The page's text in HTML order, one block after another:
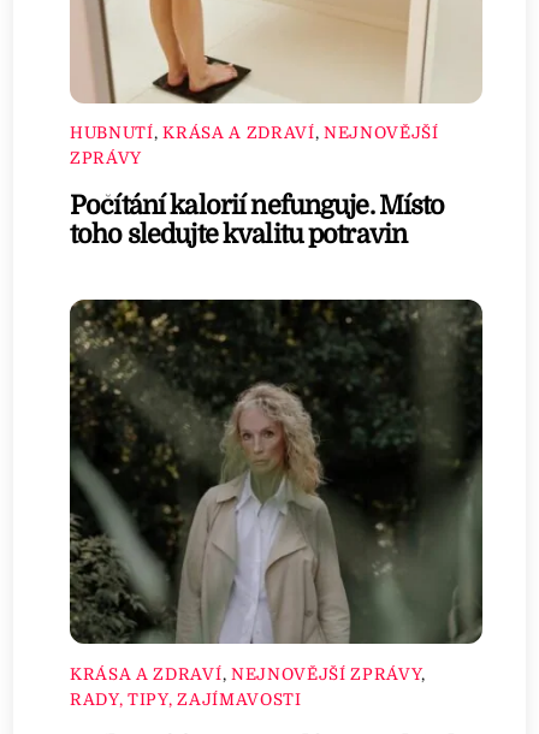
HUBNUTÍ,KRÁSA A ZDRAVÍ, NEJNOVĚJŠÍ
ZPRÁVY
Počítání kalorií nefunguje. Místo
toho sledujte kvalitu potravin
KRÁSA A ZDRAVÍ, NEJNOVĚJŠÍ ZPRÁVY,
RADY, TIPY, ZAJÍMAVOSTI